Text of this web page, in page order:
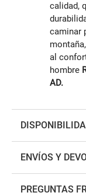
calidad,
caminar
al
hombre
AD.
ENVÍOS Y
PREGUNTAS